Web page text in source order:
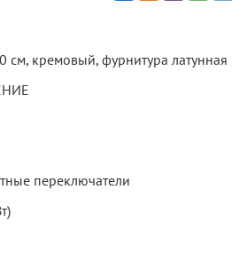
см, кремовый, фурнитура латунная
переключатели